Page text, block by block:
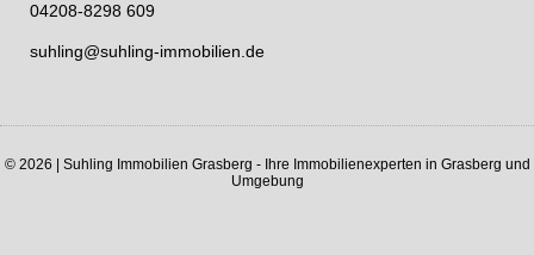
04208-8298 609
suhling@suhling-immobilien.de
© 2026 | Suhling Immobilien Grasberg - Ihre Immobilienexperten in Grasberg und
Umgebung